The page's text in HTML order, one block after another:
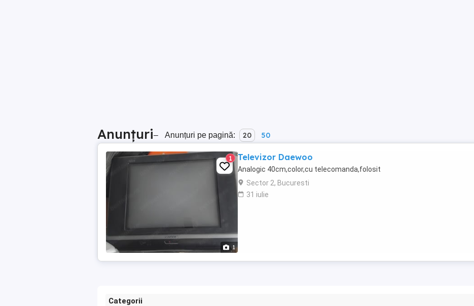
Anunțuri– Anunțuri pe pagină: 20 50
1
1 Televizor Daewoo
Analogic 40cm,color,cu telecomanda,folosit
Sector 2, Bucuresti
31 iulie
Categorii